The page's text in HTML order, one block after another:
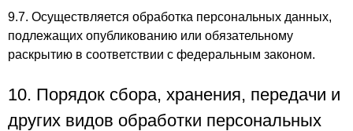
9.7. Осуществляется обработка персональных данных,
подлежащих опубликованию или обязательному
раскрытию в соответствии с федеральным законом.
10. Порядок сбора, хранения, передачи и
других видов обработки персональных